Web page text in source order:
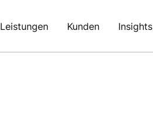
Leistungen Kunden Insights